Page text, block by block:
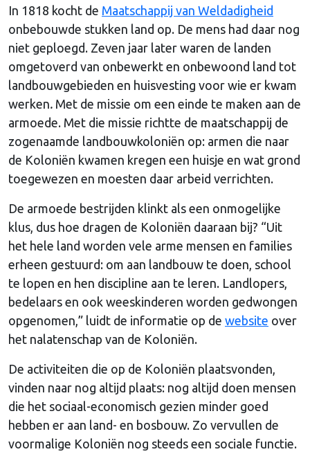
In 1818 kocht de Maatschappij van Weldadigheid
onbebouwde stukken land op. De mens had daar nog
niet geploegd. Zeven jaar later waren de landen
omgetoverd van onbewerkt en onbewoond land tot
landbouwgebieden en huisvesting voor wie er kwam
werken. Met de missie om een einde te maken aan de
armoede. Met die missie richtte de maatschappij de
zogenaamde landbouwkoloniën op: armen die naar
de Koloniën kwamen kregen een huisje en wat grond
toegewezen en moesten daar arbeid verrichten.
De armoede bestrijden klinkt als een onmogelijke
klus, dus hoe dragen de Koloniën daaraan bij? “Uit
het hele land worden vele arme mensen en families
erheen gestuurd: om aan landbouw te doen, school
te lopen en hen discipline aan te leren. Landlopers,
bedelaars en ook weeskinderen worden gedwongen
opgenomen,” luidt de informatie op de website over
het nalatenschap van de Koloniën.
De activiteiten die op de Koloniën plaatsvonden,
vinden naar nog altijd plaats: nog altijd doen mensen
die het sociaal-economisch gezien minder goed
hebben er aan land- en bosbouw. Zo vervullen de
voormalige Koloniën nog steeds een sociale functie.